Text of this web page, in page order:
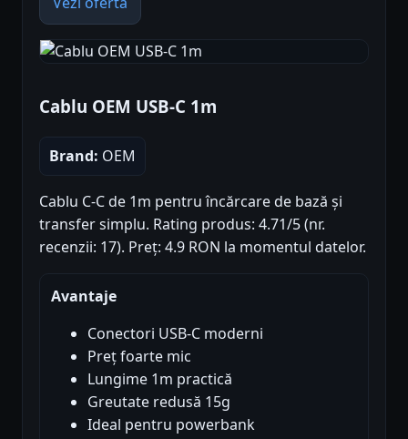
Cablu OEM USB-C 1m
Brand: OEM
Cablu C-C de 1m pentru încărcare de bază și
transfer simplu. Rating produs: 4.71/5 (nr.
recenzii: 17). Preț: 4.9 RON la momentul datelor.
Avantaje
Conectori USB-C moderni
Preț foarte mic
Lungime 1m practică
Greutate redusă 15g
Ideal pentru powerbank